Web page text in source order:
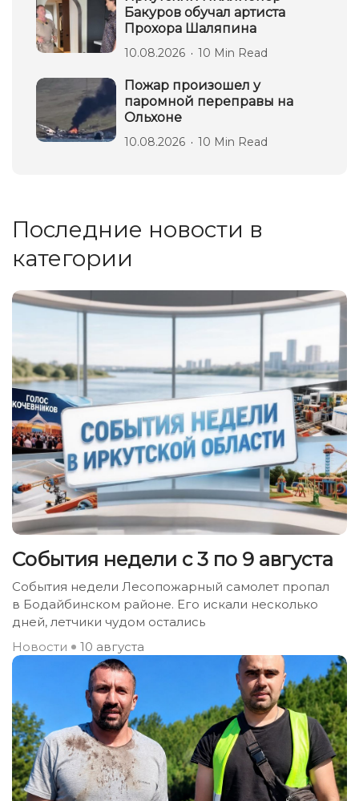
Бакуров обучал артиста
Прохора Шаляпина
10.08.2026 10 Min Read
Пожар произошел у
паромной переправы на
Ольхоне
10.08.2026 10 Min Read
Последние новости в
категории
События недели с 3 по 9 августа
События недели Лесопожарный самолет пропал
в Бодайбинском районе. Его искали несколько
дней, летчики чудом остались
Новости
10 августа